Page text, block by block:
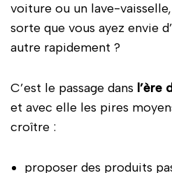
voiture ou un lave-
sorte que vous ayez envie
autre rapidement ?
C’est le passage dans l’ère
et avec elle les pires
croître :
proposer des produits